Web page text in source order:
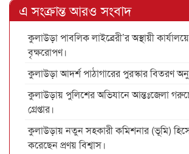
এ সংক্রান্ত আরও সংবাদ
কুলাউড়া পাবলিক লাইব্রেরী’র অস্থায়ী
বৃক্ষরোপণ।
কুলাউড়া আদর্শ পাঠাগারের পুরস্কার বিতরণ
কুলাউড়ায় পুলিশের অভিযানে আন্তঃজেলা
গ্রেপ্তার।
কুলাউড়ায় নতুন সহকারী কমিশনার (ভূমি)
করেছেন প্রণয় বিশ্বাস।